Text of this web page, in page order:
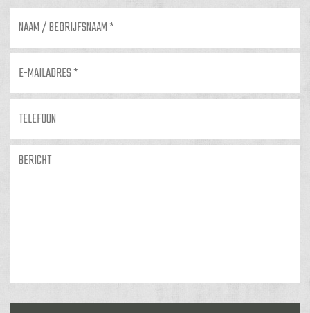
bedrijfsnaam
*
mailadres *